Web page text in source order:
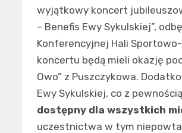
wyjątkowy koncert
– Benefis Ewy Sykulskiej”,
Konferencyjnej Hali
koncertu będą mieli okazję
Owo” z Puszczykowa.
Ewy Sykulskiej, co z
dostępny dla wszystkich
uczestnictwa w tym